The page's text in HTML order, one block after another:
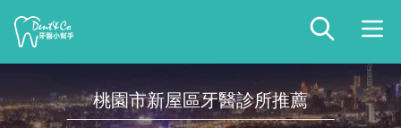
桃園市新屋區牙醫診所推薦